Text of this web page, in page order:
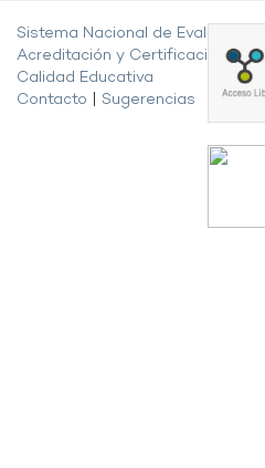
Sistema Nacional de Evaluación,
Acreditación y Certificación de la
Calidad Educativa
Contacto
Sugerencias